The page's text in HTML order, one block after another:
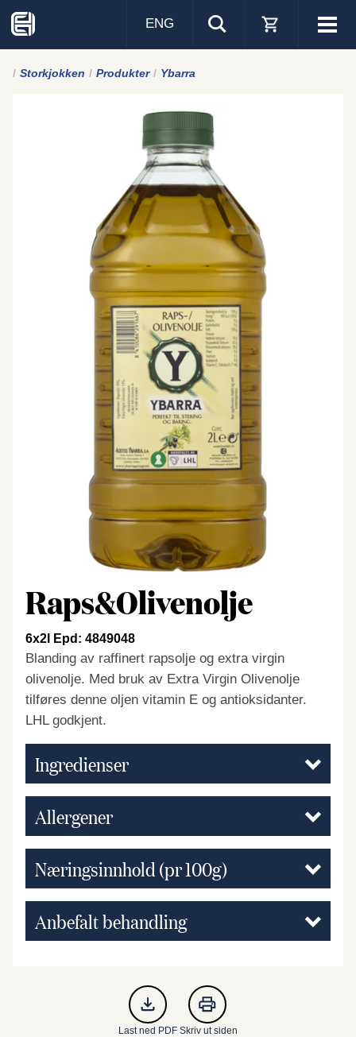
Visa
ENG
Storkjokken Produkter Ybarra
Raps&Olivenolje
6x2l Epd: 4849048
Blanding av raffinert rapsolje og extra virgin
olivenolje. Med bruk av Extra Virgin Olivenolje
tilføres denne oljen vitamin E og antioksidanter.
LHL godkjent.
Ingredienser
Allergener
Næringsinnhold (pr 100g)
Anbefalt behandling
Last ned PDF Skriv ut siden